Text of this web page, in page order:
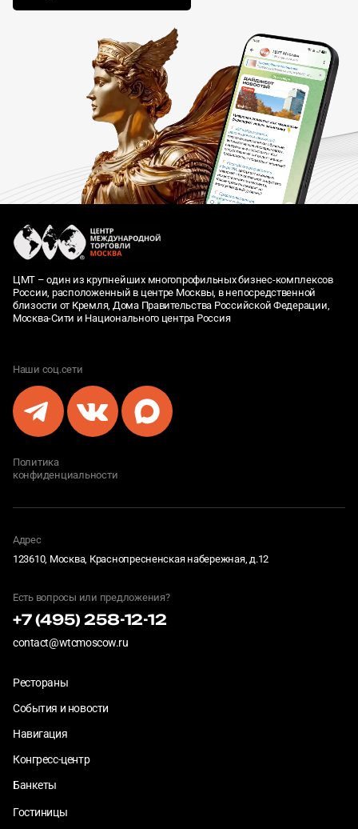
ЦМТ – один из крупнейших многопрофильных бизнес-комплексов
России, расположенный в центре Москвы, в непосредственной
близости от Кремля, Дома Правительства Российской Федерации,
Москва-Сити и Национального центра Россия
Наши соц.сети
Политика
конфиденциальности
Адрес
123610, Москва, Краснопресненская набережная, д.12
Есть вопросы или предложения?
+7 (495) 258-12-12
contact@wtcmoscow.ru
Рестораны
События и новости
Навигация
Конгресс-центр
Банкеты
Гостиницы